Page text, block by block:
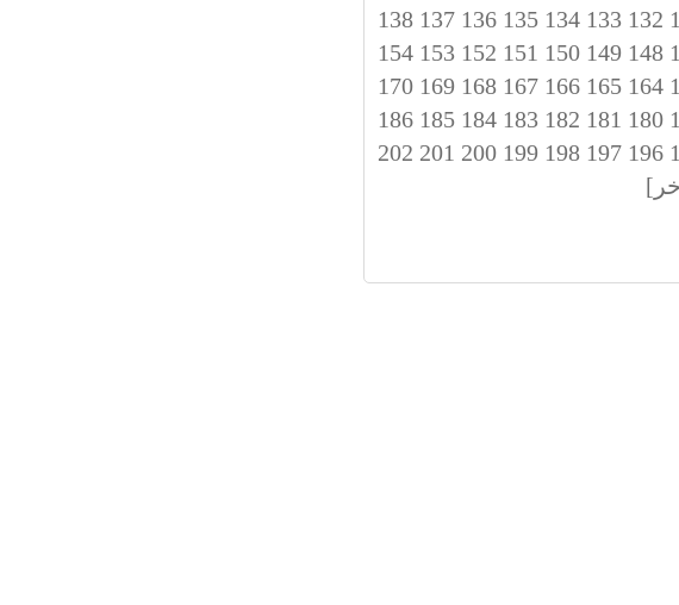
132
133
134
135
136
137
138
148
149
150
151
152
153
154
164
165
166
167
168
169
170
180
181
182
183
184
185
186
196
197
198
199
200
201
202